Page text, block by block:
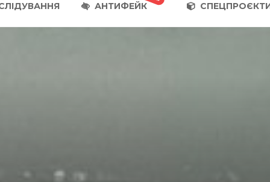
АНТИФЕЙК